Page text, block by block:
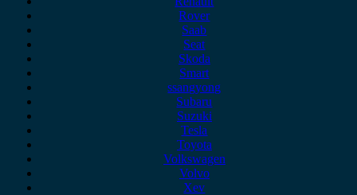
Rover
Saab
Seat
Skoda
Smart
ssangyong
Subaru
Suzuki
Tesla
Toyota
Volkswagen
Volvo
Xev